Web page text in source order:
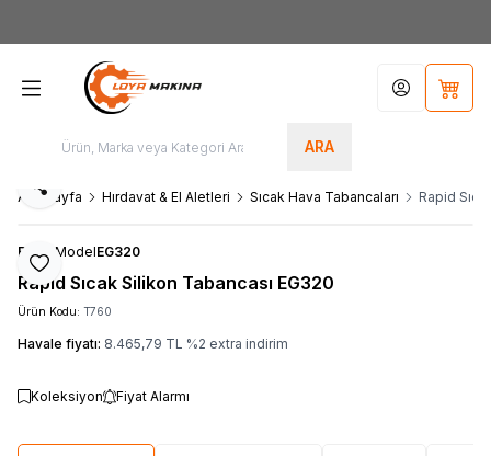
ARA
Hesabım
Ana Sayfa Hırdavat & El Aletleri Sıcak Hava Tabancaları Rapid
Favoriye Ekle
Paylaş
Rapid ModelEG320
Rapid Sıcak Silikon Tabancası EG320
Ürün Kodu: T760
Havale fiyatı: 8.465,79 TL %2 extra indirim
Koleksiyon Fiyat Alarmı